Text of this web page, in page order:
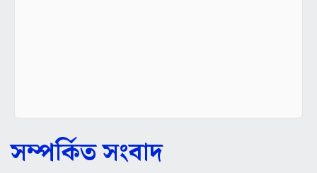
সম্পর্কিত সংবাদ